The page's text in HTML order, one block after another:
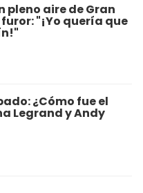
pleno aire de Gran
"¡Yo quería que
¿Cómo fue el
Legrand y Andy